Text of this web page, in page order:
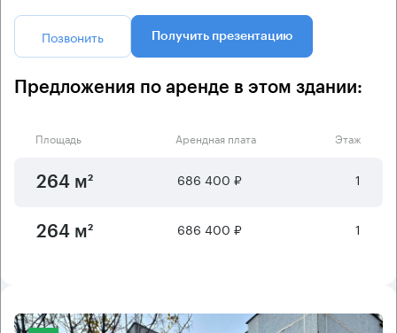
Позвонить Получить презентацию
Предложения по аренде в этом здании:
Площадь Арендная плата Этаж
264 м² 686 400 ₽ 1
264 м² 686 400 ₽ 1